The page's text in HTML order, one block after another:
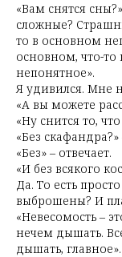
«Вам снятся
сложные?
то в основном
основном, что-то
непонятное».
Я удивился. Мне
«А вы можете
«Ну снится то,
«Без
«Без» – отвечает.
«И без всякого
Да. То есть
выброшены? И
«Невесомость –
нечем дышать.
дышать, главное».